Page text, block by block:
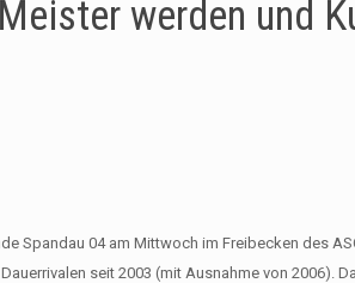
werden und
Spandau 04 am Mittwoch im Freibecken des
seit 2003 (mit Ausnahme von 2006).